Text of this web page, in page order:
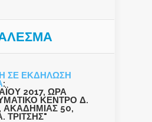
ΣΕ ΕΚΔΗΛΩΣΗ
:
2017, ΩΡΑ
ΚΕΝΤΡΟ Δ.
ΑΚΑΔΗΜΙΑΣ 50,
ΤΡΙΤΣΗΣ"